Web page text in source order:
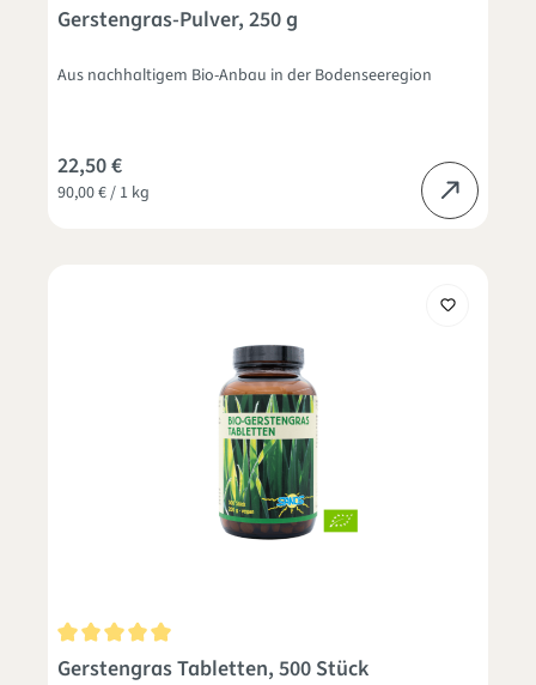
Durchschnittliche Bewertung von 4.8 von 5 Sternen
Gerstengras-Pulver, 250 g
Aus nachhaltigem Bio-Anbau in der Bodenseeregion
90,00 € / 1 kg
22,50 €
Durchschnittliche Bewertung von 5 von 5 Sternen
Gerstengras Tabletten, 500 Stück